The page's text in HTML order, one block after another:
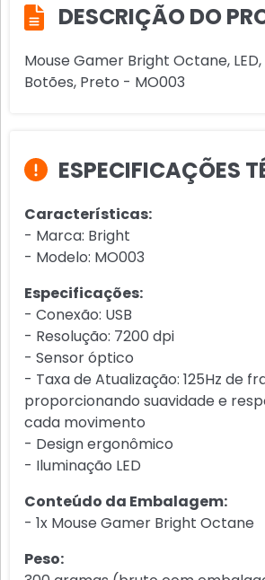
DESCRIÇÃO DO
Mouse Gamer Bright Octane, LED,
Botões, Preto - MO003
ESPECIFICAÇÕES
Características:
- Marca: Bright
- Modelo: MO003
Especificações:
- Conexão: USB
- Resolução: 7200 dpi
- Sensor óptico
- Taxa de Atualização: 125Hz de
proporcionando suavidade e
cada movimento
- Design ergonômico
- Iluminação LED
Conteúdo da Embalagem:
- 1x Mouse Gamer Bright Octane
Peso: